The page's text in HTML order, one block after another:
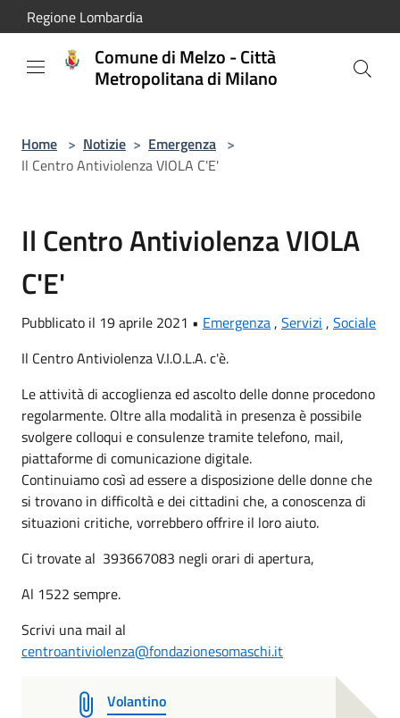
Salta al contenuto principale
Regione Lombardia
Comune di Melzo - Città
Metropolitana di Milano
Home > Notizie > Emergenza >
Il Centro Antiviolenza VIOLA C'E'
Il Centro Antiviolenza VIOLA
C'E'
Pubblicato il 19 aprile 2021 • Emergenza, Servizi , Sociale
Il Centro Antiviolenza V.I.O.L.A. c'è.
Le attività di accoglienza ed ascolto delle donne procedono
regolarmente. Oltre alla modalità in presenza è possibile
svolgere colloqui e consulenze tramite telefono, mail,
piattaforme di comunicazione digitale.
Continuiamo così ad essere a disposizione delle donne che
si trovano in difficoltà e dei cittadini che, a conoscenza di
situazioni critiche, vorrebbero offrire il loro aiuto.
Ci trovate al 393667083 negli orari di apertura,
Al 1522 sempre.
Scrivi una mail al
centroantiviolenza@fondazionesomaschi.it
Volantino